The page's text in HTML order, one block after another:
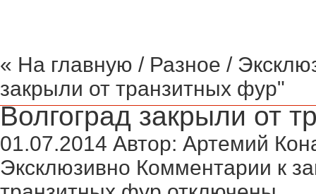
« На главную / Разное /
закрыли от транзитных фур"
Волгоград закрыли от
01.07.2014 Автор: Артемий
Эксклюзивно Комментарии к